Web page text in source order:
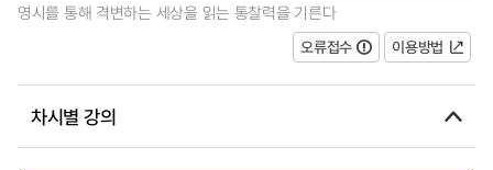
영시를 통해 격변하는 세상을 읽는 통찰력을 기른다
오류접수
이용방법
차시별 강의